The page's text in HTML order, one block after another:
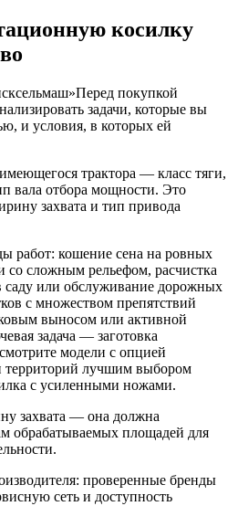
косилку
Перед покупкой
задачи, которые вы
и условия, в которых ей
трактора — класс тяги,
вала отбора мощности. Это
захвата и тип привода
работ: кошение сена на ровных
со сложным рельефом, расчистка
саду или обслуживание дорожных
с множеством препятствий
выносом или активной
задача — заготовка
модели с опцией
лучшим выбором
с усиленными ножами.
захвата — она должна
обрабатываемых площадей для
проверенные бренды
сеть и доступность